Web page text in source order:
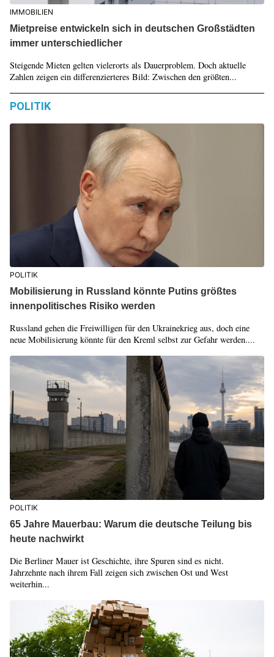
IMMOBILIEN
Mietpreise entwickeln sich in deutschen Großstädten
immer unterschiedlicher
Steigende Mieten gelten vielerorts als Dauerproblem. Doch aktuelle
Zahlen zeigen ein differenzierteres Bild: Zwischen den größten...
POLITIK
POLITIK
Mobilisierung in Russland könnte Putins größtes
innenpolitisches Risiko werden
Russland gehen die Freiwilligen für den Ukrainekrieg aus, doch eine
neue Mobilisierung könnte für den Kreml selbst zur Gefahr werden....
POLITIK
65 Jahre Mauerbau: Warum die deutsche Teilung bis
heute nachwirkt
Die Berliner Mauer ist Geschichte, ihre Spuren sind es nicht.
Jahrzehnte nach ihrem Fall zeigen sich zwischen Ost und West
weiterhin...